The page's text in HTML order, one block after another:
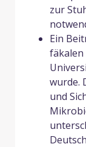
zur
Ein
wurde.
und